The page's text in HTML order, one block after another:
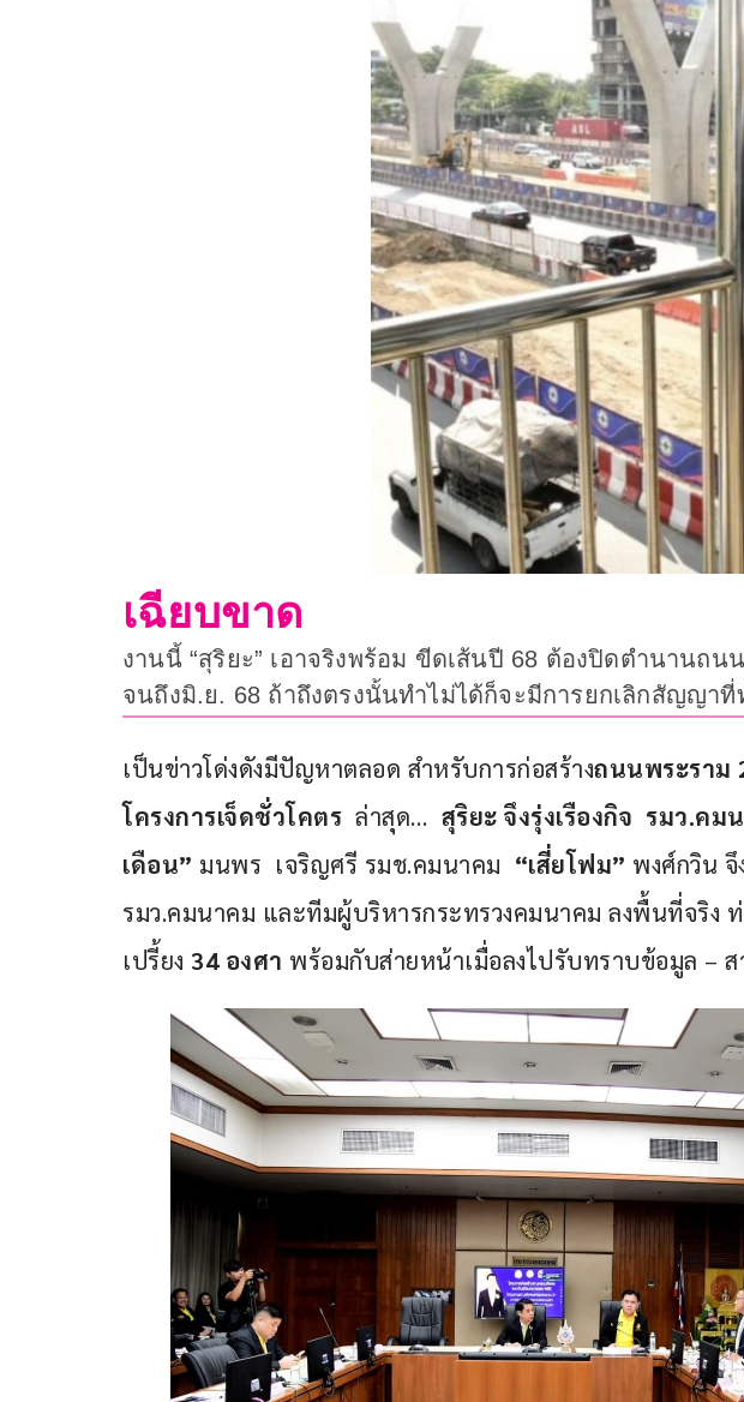
เฉียบขาด
งานนี้ “สุริยะ” เอาจริงพร้อม ขีดเส้นปี 68 ต้องปิดตำนานถ
จนถึงมิ.ย. 68 ถ้าถึงตรงนั้นทำไม่ได้ก็จะมีการยกเลิกสัญญาที่
เป็นข่าวโด่งดังมีปัญหาตลอด สำหรับการก่อสร้างถนนพระราม
โครงการเจ็ดชั่วโคตร ล่าสุด… สุริยะ จึงรุ่งเรืองกิจ  รมว.คม
เดือน” มนพร  เจริญศรี รมช.คมนาคม “เสี่ยโฟม” พงศ์กวิน จึ
รมว.คมนาคม และทีมผู้บริหารกระทรวงคมนาคม ลงพื้นที่จริง
เปรี้ยง 34 องศา พร้อมกับส่ายหน้าเมื่อลงไปรับทราบข้อมูล –